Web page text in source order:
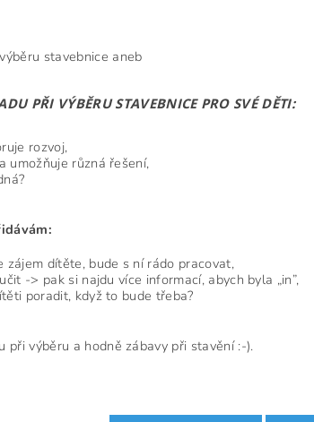
stavebnice aneb
PŘI VÝBĚRU STAVEBNICE PRO SVÉ DĚTI:
rozvoj,
umožňuje různá řešení,
zájem dítěte, bude s ní rádo pracovat,
-> pak si najdu více informací, abych byla „in”,
poradit, když to bude třeba?
při výběru a hodně zábavy při stavění :-).